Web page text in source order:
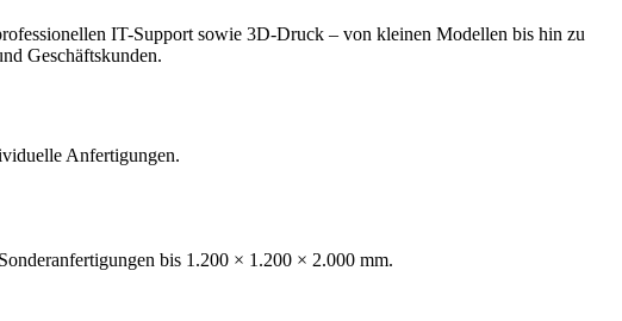
IT-Support sowie 3D-Druck – von kleinen Modellen bis hin zu
Geschäftskunden.
Anfertigungen.
bis 1.200 × 1.200 × 2.000 mm.